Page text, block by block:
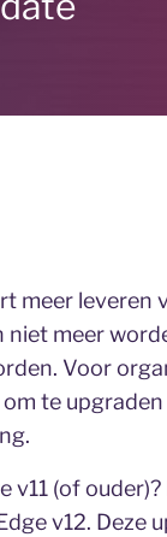
meer leveren
meer
Voor
te
(of
v12. Deze